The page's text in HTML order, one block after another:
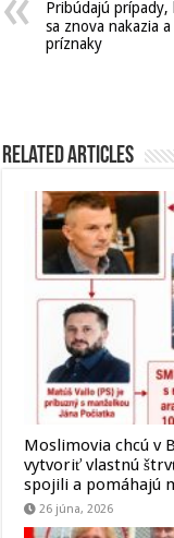
Pribúdajú prípady,
sa znova nakazia
príznaky
Related Articles
Moslimovia chcú v
vytvoriť vlastnú
spojili a pomáhajú
26 júna, 2026